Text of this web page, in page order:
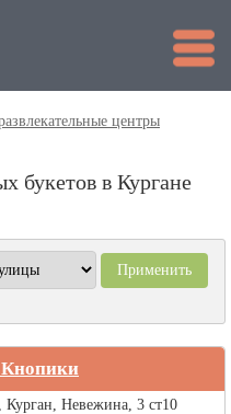
центры
букетов в Кургане
Кнопики
Курган, Невежина, 3 ст10